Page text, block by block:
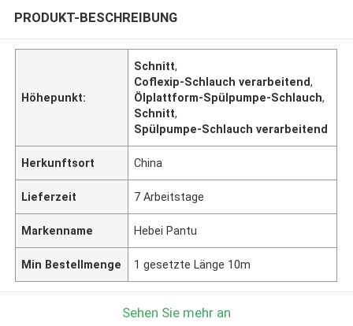
PRODUKT-BESCHREIBUNG
Höhepunkt:
Schnitt,
Coflexip-Schlauch verarbeitend,
Ölplattform-Spülpumpe-Schlauch,
Schnitt,
Spülpumpe-Schlauch verarbeitend
Herkunftsort China
Lieferzeit 7 Arbeitstage
Markenname Hebei Pantu
Min Bestellmenge 1 gesetzte Länge 10m
Sehen Sie mehr an